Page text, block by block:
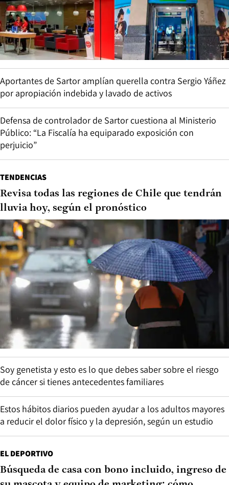
Aportantes de Sartor amplían querella contra Sergio Yáñez
por apropiación indebida y lavado de activos
Defensa de controlador de Sartor cuestiona al Ministerio
Público: “La Fiscalía ha equiparado exposición con
perjuicio”
TENDENCIAS
Revisa todas las regiones de Chile que tendrán
lluvia hoy, según el pronóstico
Soy genetista y esto es lo que debes saber sobre el riesgo
de cáncer si tienes antecedentes familiares
Estos hábitos diarios pueden ayudar a los adultos mayores
a reducir el dolor físico y la depresión, según un estudio
EL DEPORTIVO
Búsqueda de casa con bono incluido, ingreso de